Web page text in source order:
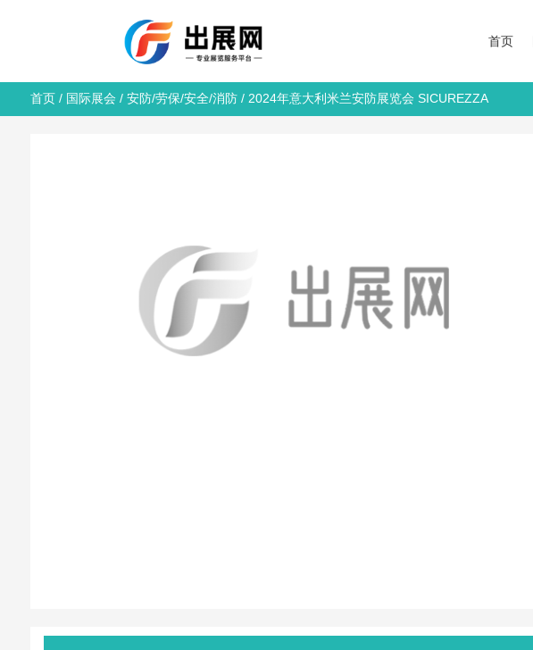
首页
首页/ 国际展会 / 安防/劳保/安全/消防/ 2024年意大利米兰安防展览会 SICUREZZA